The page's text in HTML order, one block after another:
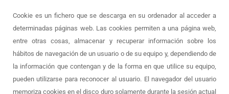
Cookie es un fichero que se descarga en su ordenador al acceder a
determinadas páginas web. Las cookies permiten a una página web,
entre otras cosas, almacenar y recuperar información sobre los
hábitos de navegación de un usuario o de su equipo y, dependiendo de
la información que contengan y de la forma en que utilice su equipo,
pueden utilizarse para reconocer al usuario. El navegador del usuario
memoriza cookies en el disco duro solamente durante la sesión actual